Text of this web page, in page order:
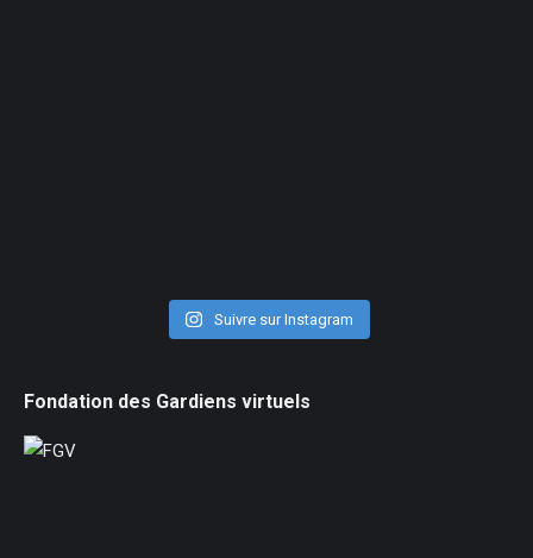
Suivre sur Instagram
Fondation des Gardiens virtuels